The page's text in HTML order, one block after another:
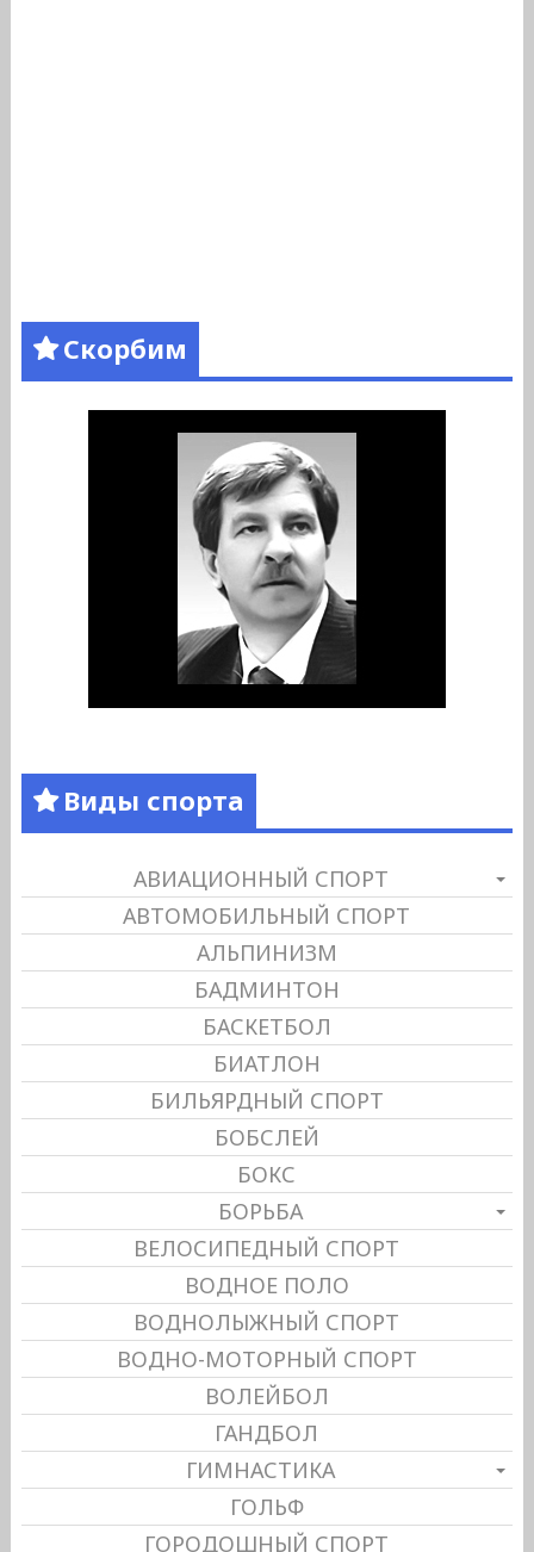
Скорбим
Виды спорта
АВИАЦИОННЫЙ СПОРТ
АВТОМОБИЛЬНЫЙ СПОРТ
АЛЬПИНИЗМ
БАДМИНТОН
БАСКЕТБОЛ
БИАТЛОН
БИЛЬЯРДНЫЙ СПОРТ
БОБСЛЕЙ
БОКС
БОРЬБА
ВЕЛОСИПЕДНЫЙ СПОРТ
ВОДНОЕ ПОЛО
ВОДНОЛЫЖНЫЙ СПОРТ
ВОДНО-МОТОРНЫЙ СПОРТ
ВОЛЕЙБОЛ
ГАНДБОЛ
ГИМНАСТИКА
ГОЛЬФ
ГОРОДОШНЫЙ СПОРТ